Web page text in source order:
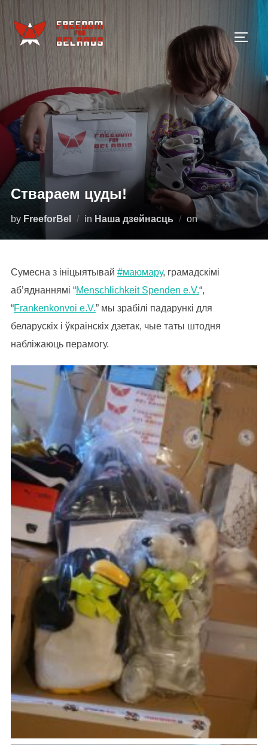
to
content
Ствараем цуды!
by FreeforBel in Наша дзейнасць onPosted
Сумесна з ініцыятывай #маюмару, грамадскімі
аб’яднаннямі “Menschlichkeit Spenden e.V.“,
“Frankenkonvoi e.V.” мы зрабілі падарункі для
беларускіх і ўкраінскіх дзетак, чые таты штодня
набліжаюць перамогу.